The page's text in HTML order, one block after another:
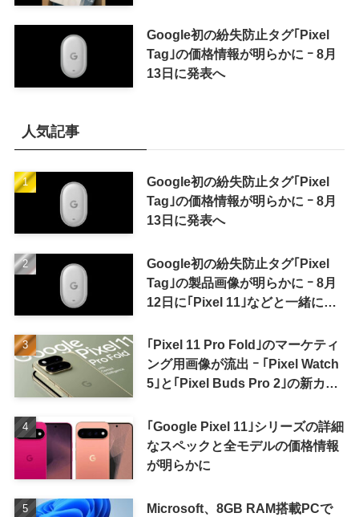
Google初の紛失防止タグ｢Pixel
Tag｣の価格情報が明らかに ｰ 8月
13日に発表へ
人気記事
Google初の紛失防止タグ｢Pixel
Tag｣の価格情報が明らかに ｰ 8月
13日に発表へ
Google初の紛失防止タグ｢Pixel
Tag｣の製品画像が明らかに ｰ 8月
12日に｢Pixel 11｣などと一緒に発
｢Pixel 11 Pro Fold｣のマーケティ
ング用画像が流出 ｰ ｢Pixel Watch
5｣と｢Pixel Buds Pro 2｣の新カラ
｢Google Pixel 11｣シリーズの詳細
なスペックと全モデルの価格情報
が明らかに
Microsoft、8GB RAM搭載PCで